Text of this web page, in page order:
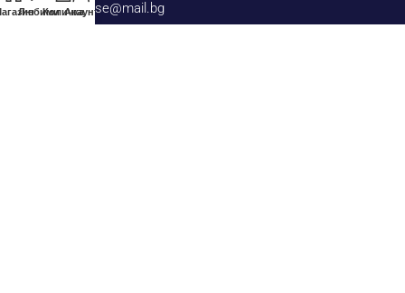
prosense@mail.bg
ЛюбимиКоличка
Акаунт